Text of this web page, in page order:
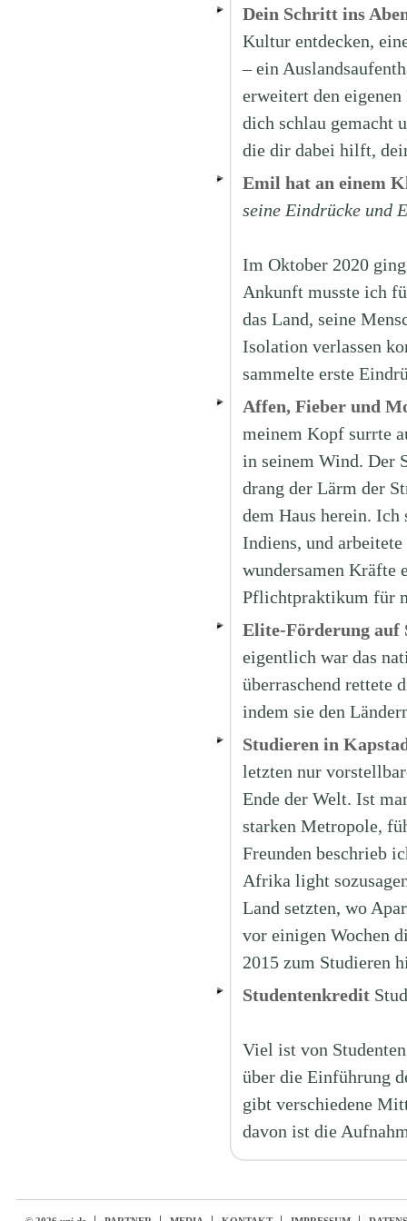
Dein Schritt ins
Kultur entdecken,
– ein
erweitert den
dich schlau gemacht
die dir dabei hilft,
Emil hat an einem
seine Eindrücke und
Im Oktober 2020
Ankunft musste ich
das Land, seine
Isolation verlassen
sammelte erste
Affen, Fieber und
meinem Kopf surrte
in seinem Wind. Der
drang der Lärm der
dem Haus herein.
Indiens, und
wundersamen Kräfte
Pflichtpraktikum für
Elite-Förderung auf
eigentlich war das
überraschend rettete
indem sie den
Studieren in
letzten nur
Ende der Welt. Ist
starken Metropole,
Freunden beschrieb
Afrika light
Land setzten, wo
vor einigen Wochen
2015 zum Studieren
Studentenkredit
Viel ist von
über die Einführung
gibt verschiedene
davon ist die